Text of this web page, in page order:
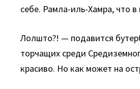
себе. Рамла-иль-Хамра, что
Лолшто?! — подавится
торчащих среди
красиво. Но как может на